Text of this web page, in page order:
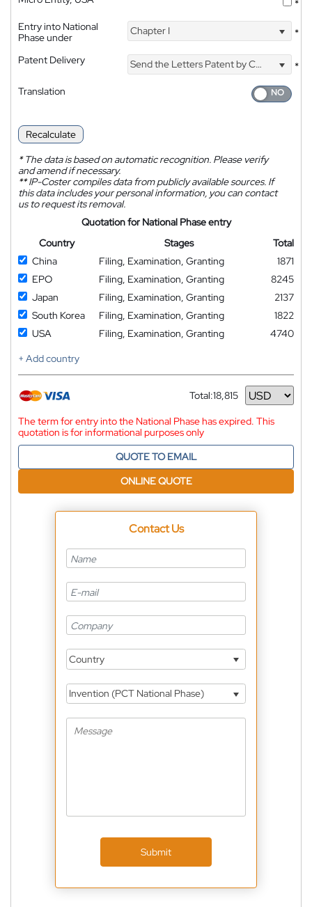
*
Entry into National
Phase under
Chapter I *
Patent Delivery Send the Letters Patent by Courier
*
Translation
Recalculate
*The data is based on automatic recognition. Please verify
and amend if necessary.
**IP-Coster compiles data from publicly available sources. If
this data includes your personal information, you can contact
us to request its removal.
Quotation for National Phase entry
Country
Stages
Total
China
Filing, Examination, Granting
1871
EPO
Filing, Examination, Granting
8245
Japan
Filing, Examination, Granting
2137
South Korea
Filing, Examination, Granting
1822
USA
Filing, Examination, Granting
4740
+ Add country
Total:18,815
Currency
The term for entry into the National Phase has expired. This
quotation is for informational purposes only
QUOTE TO EMAIL
ONLINE QUOTE
Contact Us
Country
Invention (PCT National Phase)
Submit